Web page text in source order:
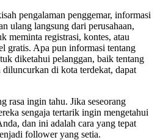
pengalaman penggemar, informasi
ulang langsung dari perusahaan,
meminta registrasi, kontes, atau
gratis. Apa pun informasi tentang
diketahui pelanggan, baik tentang
diluncurkan di kota terdekat, dapat
rasa ingin tahu. Jika seseorang
sengaja tertarik ingin mengetahui
dan ini adalah cara yang tepat
follower yang setia.